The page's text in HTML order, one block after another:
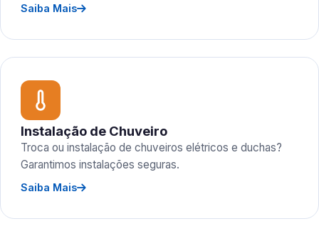
Saiba Mais
Instalação de Chuveiro
Troca ou instalação de chuveiros elétricos e duchas?
Garantimos instalações seguras.
Saiba Mais